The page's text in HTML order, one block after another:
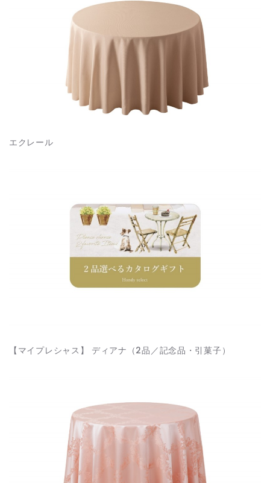
エクレール
【マイプレシャス】 ディアナ（2品／記念品・引菓子）